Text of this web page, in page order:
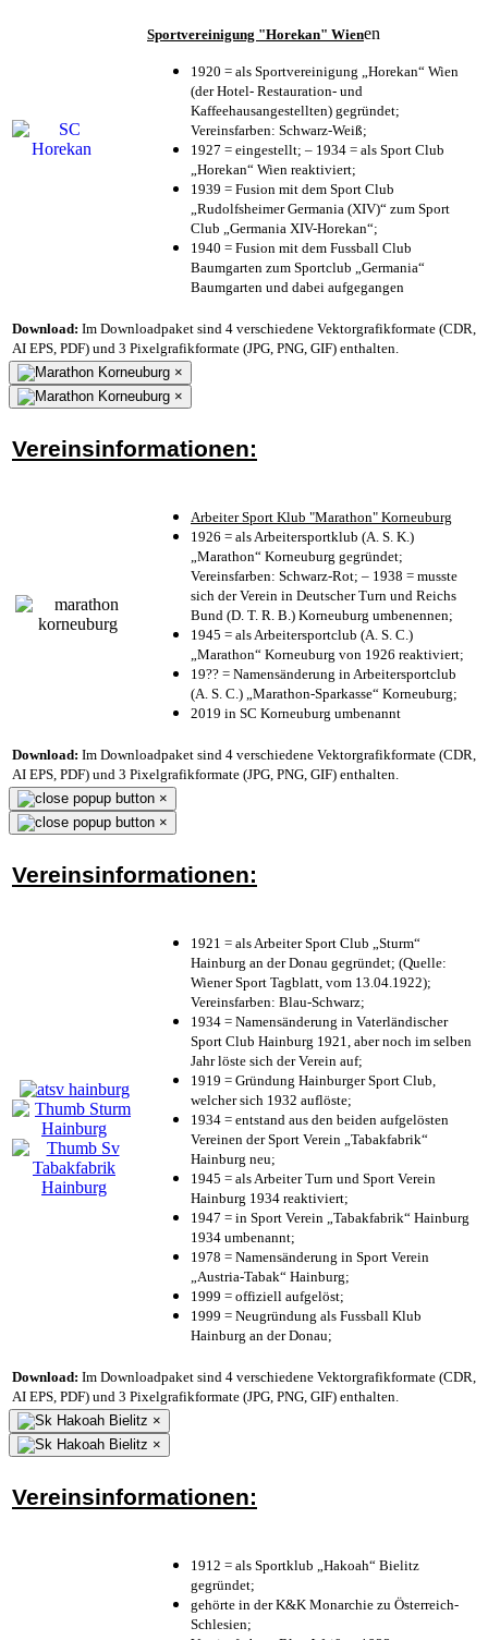
Sportvereinigung "Horekan" Wienen
1920 = als Sportvereinigung „Horekan“ Wien
(der Hotel- Restauration- und
Kaffeehausangestellten) gegründet;
Vereinsfarben: Schwarz-Weiß;
1927 = eingestellt; – 1934 = als Sport Club
„Horekan“ Wien reaktiviert;
1939 = Fusion mit dem Sport Club
„Rudolfsheimer Germania (XIV)“ zum Sport
Club „Germania XIV-Horekan“;
1940 = Fusion mit dem Fussball Club
Baumgarten zum Sportclub „Germania“
Baumgarten und dabei aufgegangen
Download: Im Downloadpaket sind 4 verschiedene Vektorgrafikformate (CDR,
AI EPS, PDF) und 3 Pixelgrafikformate (JPG, PNG, GIF) enthalten.
×
×
Vereinsinformationen:
Arbeiter Sport Klub "Marathon" Korneuburg
1926 = als Arbeitersportklub (A. S. K.)
„Marathon“ Korneuburg gegründet;
Vereinsfarben: Schwarz-Rot; – 1938 = musste
sich der Verein in Deutscher Turn und Reichs
Bund (D. T. R. B.) Korneuburg umbenennen;
1945 = als Arbeitersportclub (A. S. C.)
„Marathon“ Korneuburg von 1926 reaktiviert;
19?? = Namensänderung in Arbeitersportclub
(A. S. C.) „Marathon-Sparkasse“ Korneuburg;
2019 in SC Korneuburg umbenannt
Download: Im Downloadpaket sind 4 verschiedene Vektorgrafikformate (CDR,
AI EPS, PDF) und 3 Pixelgrafikformate (JPG, PNG, GIF) enthalten.
×
×
Vereinsinformationen:
1921 = als Arbeiter Sport Club „Sturm“
Hainburg an der Donau gegründet; (Quelle:
Wiener Sport Tagblatt, vom 13.04.1922);
Vereinsfarben: Blau-Schwarz;
1934 = Namensänderung in Vaterländischer
Sport Club Hainburg 1921, aber noch im selben
Jahr löste sich der Verein auf;
1919 = Gründung Hainburger Sport Club,
welcher sich 1932 auflöste;
1934 = entstand aus den beiden aufgelösten
Vereinen der Sport Verein „Tabakfabrik“
Hainburg neu;
1945 = als Arbeiter Turn und Sport Verein
Hainburg 1934 reaktiviert;
1947 = in Sport Verein „Tabakfabrik“ Hainburg
1934 umbenannt;
1978 = Namensänderung in Sport Verein
„Austria-Tabak“ Hainburg;
1999 = offiziell aufgelöst;
1999 = Neugründung als Fussball Klub
Hainburg an der Donau;
Download: Im Downloadpaket sind 4 verschiedene Vektorgrafikformate (CDR,
AI EPS, PDF) und 3 Pixelgrafikformate (JPG, PNG, GIF) enthalten.
×
×
Vereinsinformationen:
1912 = als Sportklub „Hakoah“ Bielitz
gegründet;
gehörte in der K&K Monarchie zu Österreich-
Schlesien;